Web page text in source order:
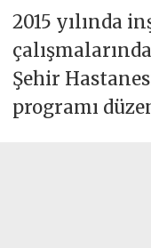
2015 yılında
Şehir
programı